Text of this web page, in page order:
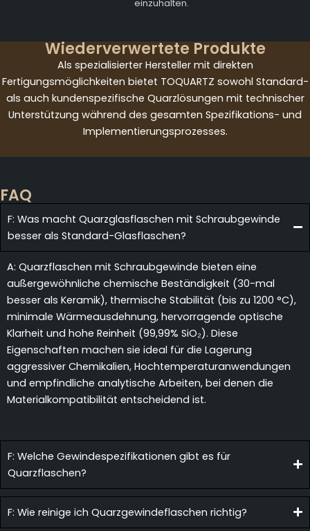
einzuhalten.
Wiederverwertete Produkte
Als spezialisierter Hersteller mit direkten
Fertigungsmöglichkeiten bietet TOQUARTZ sowohl Standard-
als auch kundenspezifische Quarzlösungen mit technischer
Unterstützung während des gesamten Spezifikations- und
Implementierungsprozesses.
FAQ
F: Was macht Quarzglasflaschen mit Schraubgewinde
besser als Standard-Glasflaschen?
A: Quarzflaschen mit Schraubgewinde bieten eine
außergewöhnliche chemische Beständigkeit (30-mal
besser als Keramik), thermische Stabilität (bis zu 1200 °C),
minimale Wärmeausdehnung, hervorragende optische
Klarheit und hohe Reinheit (99,99% SiO₂). Diese
Eigenschaften machen sie ideal für die Lagerung
aggressiver Chemikalien, Hochtemperaturanwendungen
und empfindliche analytische Arbeiten, bei denen die
Materialkompatibilität entscheidend ist.
F: Welche Gewindespezifikationen gibt es für
Quarzflaschen?
F: Wie reinige ich Quarzgewindeflaschen richtig?